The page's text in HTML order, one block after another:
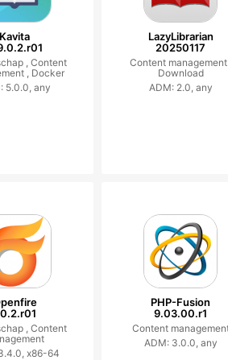
Kavita
, Content
, Docker
5.0.0, any
LazyLibrarian
20250117
Content management
Download
ADM: 2.0, any
, Content
x86-64
PHP-Fusion
9.03.00.r1
Content
ADM: 3.0.0, any